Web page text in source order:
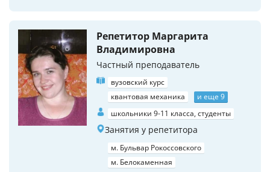
Репетитор Маргарита
Владимировна
Частный преподаватель
вузовский курс
квантовая механика
и еще 9
школьники 9-11 класса, студенты
Занятия у репетитора
м. Бульвар Рокоссовского
м. Белокаменная